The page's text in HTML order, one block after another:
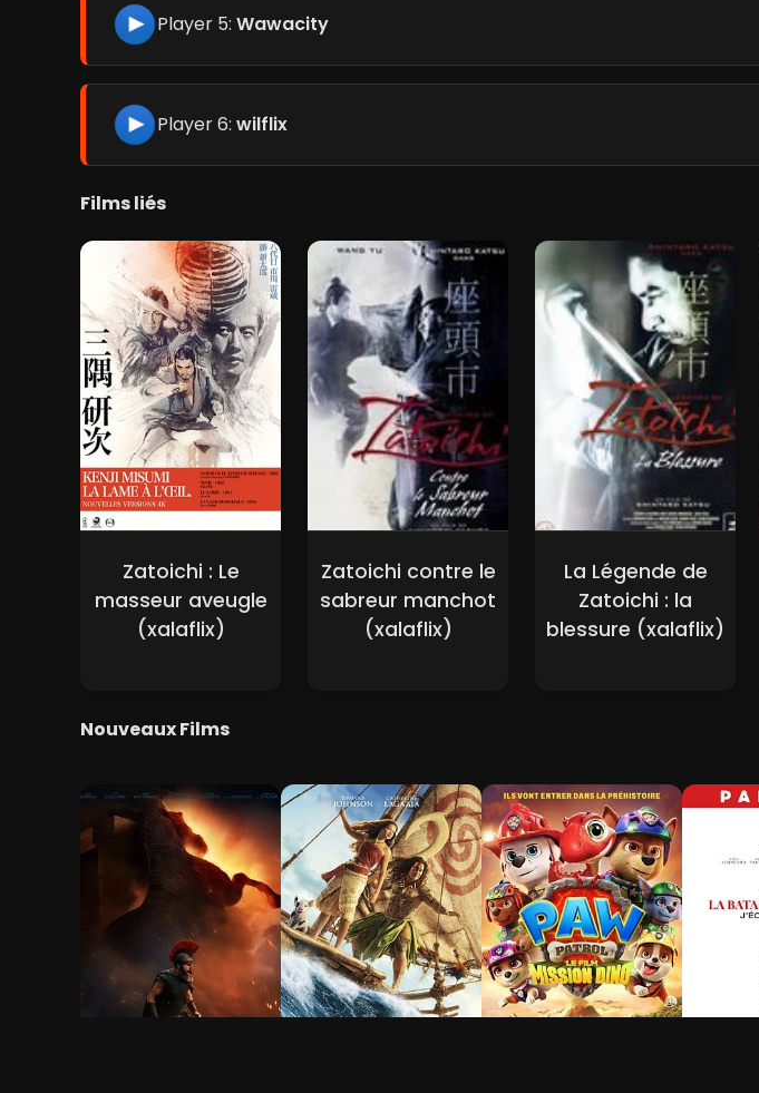
Player 5: Wawacity
Player 6: wilflix
Films liés
Zatoichi : Le
masseur aveugle
(xalaflix)
Zatoichi contre le
sabreur manchot
(xalaflix)
La Légende de
Zatoichi : la
blessure (xalaflix)
Nouveaux Films